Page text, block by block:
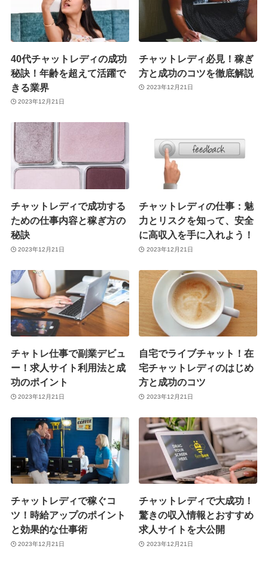
40代チャットレディの成功
秘訣！年齢を超えて活躍で
きる業界
2023年12月21日
チャットレディ必見！稼ぎ
方と成功のコツを徹底解説
2023年12月21日
チャットレディで成功する
ための仕事内容と稼ぎ方の
秘訣
2023年12月21日
チャットレディの仕事：魅
力とリスクを知って、安全
に高収入を手に入れよう！
2023年12月21日
チャトレ仕事で副業デビュ
ー！求人サイト利用法と成
功のポイント
2023年12月21日
自宅でライブチャット！在
宅チャットレディのはじめ
方と成功のコツ
2023年12月21日
チャットレディで稼ぐコ
ツ！時給アップのポイント
と効果的な仕事術
2023年12月21日
チャットレディで大成功！
驚きの収入情報とおすすめ
求人サイトを大公開
2023年12月21日